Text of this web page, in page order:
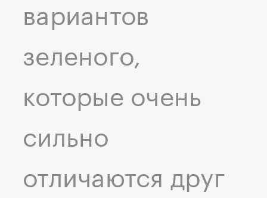
вариантов
зеленого,
которые очень
сильно
отличаются друг